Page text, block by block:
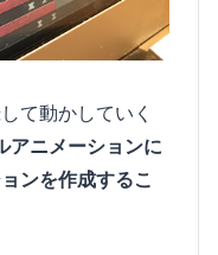
て動かしていく
アニメーションに
ンを作成するこ